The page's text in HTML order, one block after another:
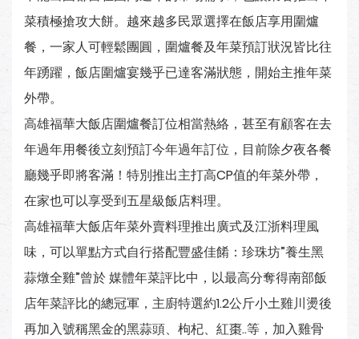
菜積極搶攻大餅。越來越多民眾選擇在飯店享用圍爐
餐，一家人可輕鬆團圓，圍爐餐及年菜預訂狀況皆比往
年踴躍，飯店圍爐宴幾乎已達客滿狀態，開始主推年菜
外帶。
高雄福華大飯店圍爐餐訂位相當熱絡，甚至有顧客在去
年過年用餐後立刻預訂今年過年訂位，目前除夕夜各餐
廳幾乎即將客滿！特別推出主打高CP值的年菜外帶，
在家也可以享受到五星級飯店料理。
高雄福華大飯店年菜外賣料理推出廣式及江浙料理風
味，可以單點方式自行搭配豐盛佳餚：珍珠坊”養生黑
蒜燉全雞”曾於 媒體年菜評比中，以最高分奪得南部飯
店年菜評比的總冠軍，主廚特選約1.2公斤小土雞川燙後
再加入號稱黑金的黑蒜頭、枸杞、紅棗..等，加入雞骨